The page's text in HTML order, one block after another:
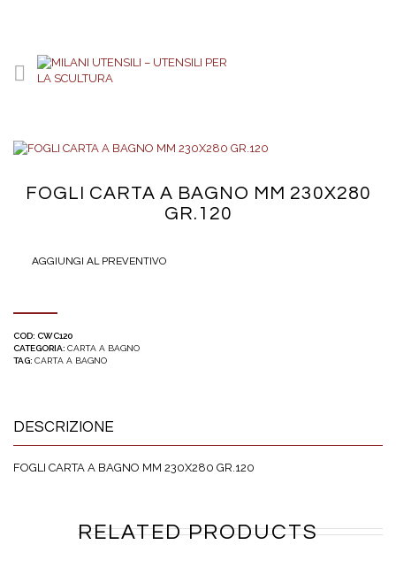
FOGLI CARTA A BAGNO MM 230X280
GR.120
AGGIUNGI AL PREVENTIVO
COD: CWC120
CATEGORIA: CARTA A BAGNO
TAG: CARTA A BAGNO
DESCRIZIONE
FOGLI CARTA A BAGNO MM 230X280 GR.120
RELATED PRODUCTS